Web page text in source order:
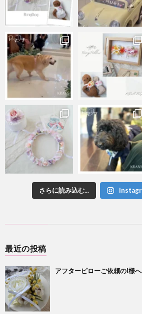
さらに読み込む...
最近の投稿
アフターピローご依頼のI様へ